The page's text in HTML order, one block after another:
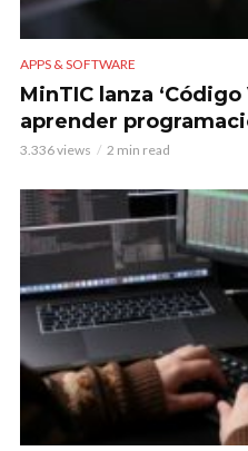
APPS & SOFTWARE
MinTIC lanza
aprender
3.336 views 2 min read